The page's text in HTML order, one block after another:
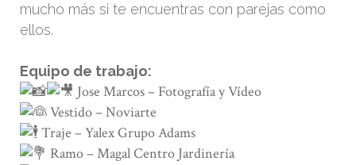
mucho más si te encuentras con parejas como
ellos.
Equipo de trabajo:
Jose Marcos – Fotografía y Vídeo
Vestido –Noviarte
Traje –Yalex Grupo Adams
Ramo –Magal Centro Jardinería